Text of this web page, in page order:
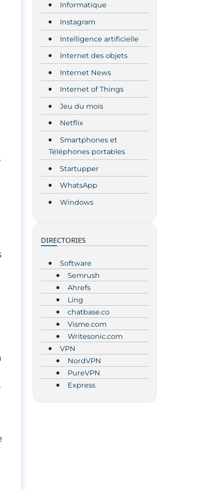
Informatique
Instagram
Intelligence artificielle
Internet des objets
Internet News
Internet of Things
Jeu du mois
Netflix
Smartphones et
Téléphones portables
Startupper
WhatsApp
Windows
DIRECTORIES
Software
Semrush
Ahrefs
Ling
chatbase.co
Visme.com
Writesonic.com
VPN
NordVPN
PureVPN
Express